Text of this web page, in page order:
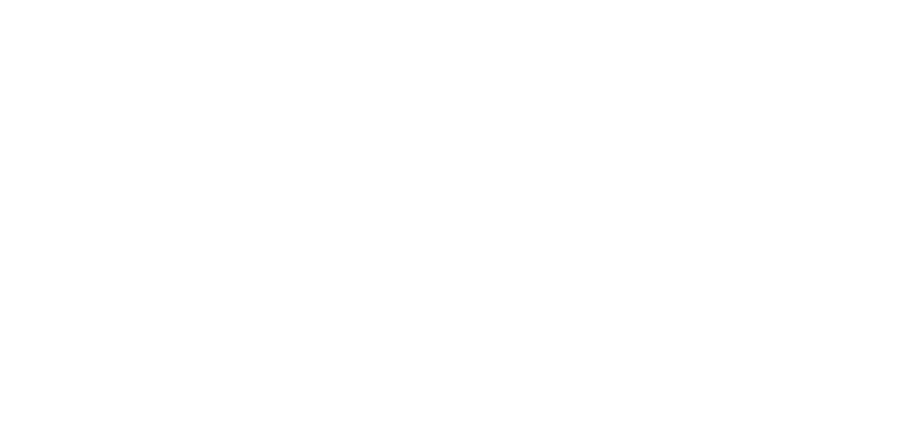
Die Antragsbearbeitung dauert in der Regel 3
oder fallspezifischer Besonderheiten jedoch auch eine